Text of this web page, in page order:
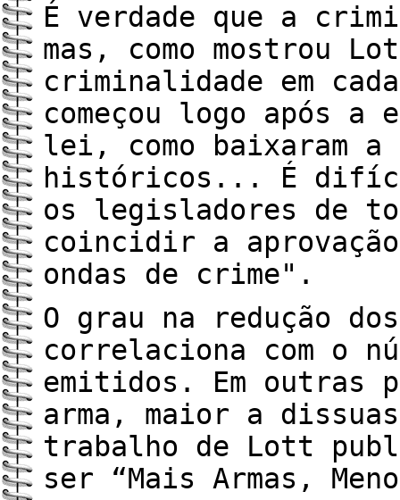
É verdade que a
mas, como mostrou
criminalidade em
começou logo após a
lei, como baixaram
históricos... É
os legisladores de
coincidir a
ondas de crime".
O grau na redução
correlaciona com o
emitidos. Em outras
arma, maior a
trabalho de Lott
ser “Mais Armas,